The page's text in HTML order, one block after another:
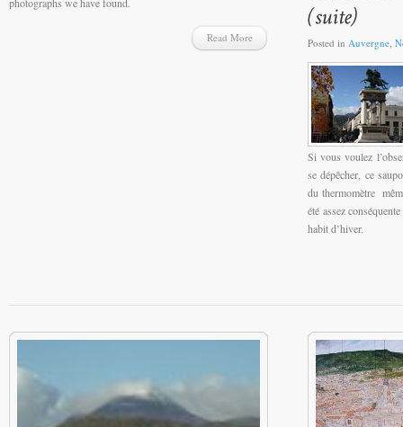
Read More Posted in Auvergne,
Si vous voulez
se dépêcher, ce
du thermomètre
été assez
habit d’hiver.